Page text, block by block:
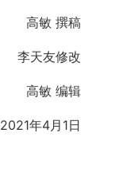
高敏 撰稿
李天友修改
高敏 编辑
2021年4月1日